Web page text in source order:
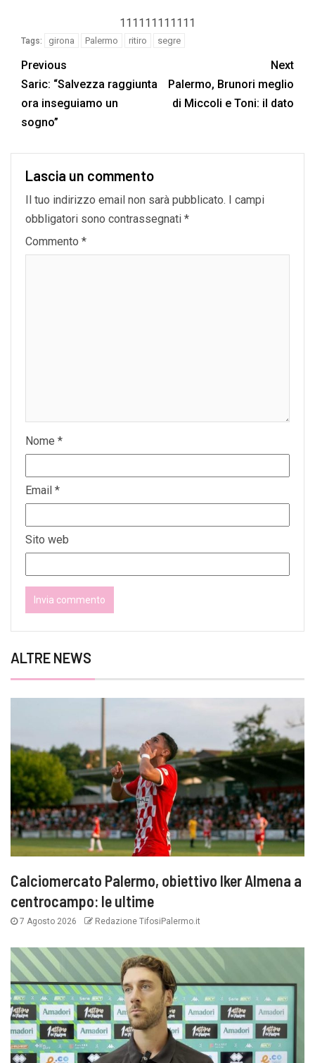
111111111111
Tags: girona Palermo ritiro segre
Previous
Saric: “Salvezza raggiunta
ora inseguiamo un
sogno”
Next
Palermo, Brunori meglio
di Miccoli e Toni: il dato
Lascia un commento
Il tuo indirizzo email non sarà pubblicato.
I campi
obbligatori sono contrassegnati *
Commento *
Nome *
Email *
Sito web
ALTRE NEWS
Calciomercato Palermo, obiettivo Iker Almena a
centrocampo: le ultime
7 Agosto 2026 Redazione TifosiPalermo.it